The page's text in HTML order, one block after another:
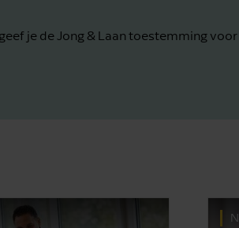
je de Jong & Laan toestemming